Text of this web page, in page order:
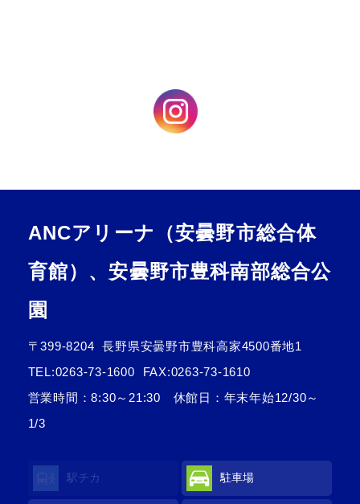
ANCアリーナ（安曇野市総合体
育館）、安曇野市豊科南部総合公
園
〒399-8204
長野県安曇野市豊科高家4500番地1
TEL:0263-73-1600
FAX:0263-73-1610
営業時間：8:30～21:30 休館日：年末年始12/30～
1/3
駅チカ 駐車場